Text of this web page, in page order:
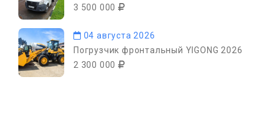
3 500 000
04 августа 2026
Погрузчик фронтальный YIGONG 2026
2 300 000